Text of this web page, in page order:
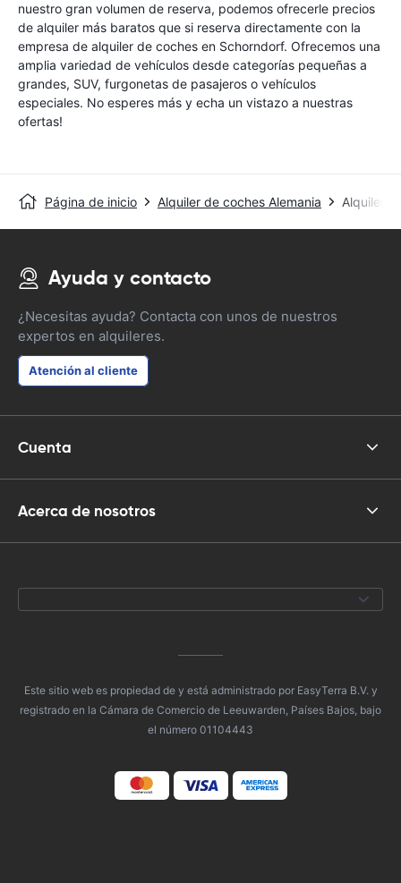
nuestro gran volumen de reserva, podemos ofrecerle precios
de alquiler más baratos que si reserva directamente con la
empresa de alquiler de coches en Schorndorf. Ofrecemos una
amplia variedad de vehículos desde categorías pequeñas a
grandes, SUV, furgonetas de pasajeros o vehículos
especiales. No esperes más y echa un vistazo a nuestras
ofertas!
Página de inicio Alquiler de coches Alemania Alquiler
Ayuda y contacto
¿Necesitas ayuda? Contacta con unos de nuestros
expertos en alquileres.
Atención al cliente
Cuenta
Acerca de nosotros
Este sitio web es propiedad de y está administrado por EasyTerra B.V. y
registrado en la Cámara de Comercio de Leeuwarden, Países Bajos, bajo
el número 01104443